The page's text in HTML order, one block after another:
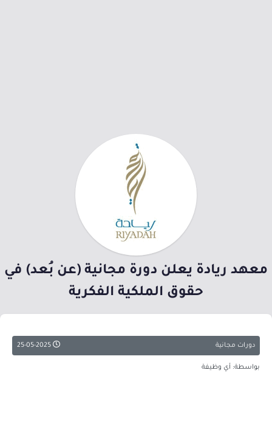
معهد ريادة يعلن دورة مجانية (عن بُعد) في
حقوق الملكية الفكرية
دورات مجانية
بواسطة: أي وظيفة